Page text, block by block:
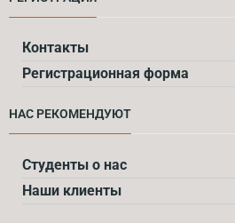
Контакты
Регистрационная форма
НАС РЕКОМЕНДУЮТ
Cтуденты о нас
Наши клиенты